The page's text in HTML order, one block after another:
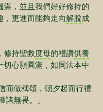
滿，並且我們好好修持的
，更進而能夠走向解脫成
，修持聖救度母的禮讚供養
心願圓滿，如同法本中
而做稱頌，朝夕起而行禮
諸無畏。」